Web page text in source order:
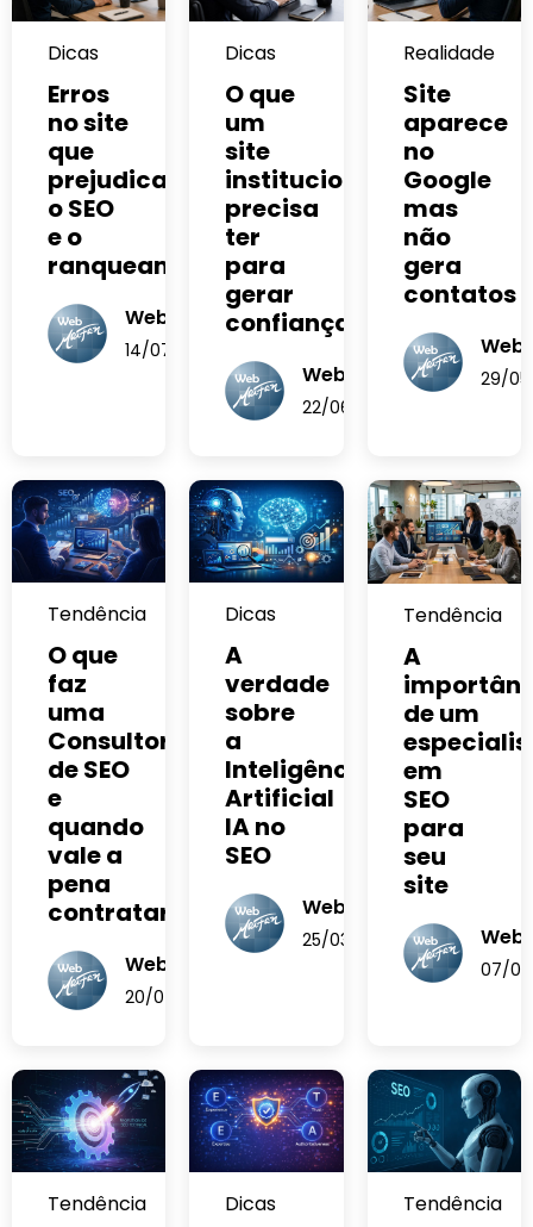
Dicas
Erros
no site
que
prejudicam
o SEO
e o
ranqueamento
WebMARFAN
14/07/2026
Dicas
O que
um
site
institucional
precisa
ter
para
gerar
confiança
WebMARFAN
22/06/2026
Realidade
Site
aparece
no
Google
mas
não
gera
contatos
29/
Tendência
O que
faz
uma
Consultoria
de SEO
e
quando
vale a
pena
contratar
WebMARFAN
20/04/2026
Dicas
A
verdade
sobre
a
Inteligência
Artificial
IA no
SEO
WebMARFAN
25/03/2025
Tendência
A
de um
em
SEO
para
seu
site
07/
Tendência Dicas Tendência